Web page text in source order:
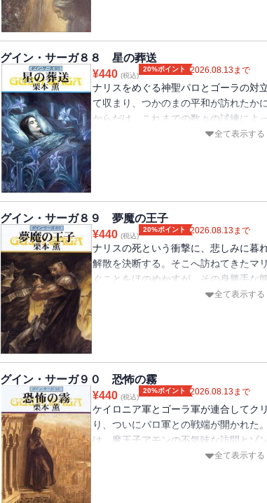
グイン・サーガ８８ 星の葬送
¥440 (税込)
20%ポイント 2026.08.13まで
ナリスをめぐる神聖パロとゴーラの対
て収まり、つかのまの平和が訪れたか
からだは、これまでの数々の試練によ
グインとの初会見のさなか、その異形
全て表示する
グイン・サーガ８９ 夢魔の王子
¥440 (税込)
20%ポイント 2026.08.13まで
ナリスの死という衝撃に、悲しみに暮
解散を決断する。そこへ訪ねてきたマ
ぐことをほのめかすが、その身勝手な
叱責される。ナリスの葬儀がしめやか
全て表示する
グイン・サーガ９０ 恐怖の霧
¥440 (税込)
20%ポイント 2026.08.13まで
ケイロニア軍とゴーラ軍が連合してク
り、ついにパロ軍との戦端が開かれた
は、魔王子アモンの不気味な訪問とゾ
る。さらに兵を進めた街では、奇怪な
全て表示する